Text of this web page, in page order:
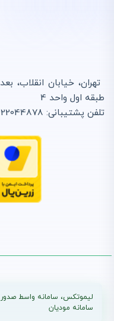
تهران، خیابان انقلاب،
طبقه اول واحد 4
تلفن پشتیبانی: 09422044878 - 09390126376 - 09122411741
لیموتکس، سامانه واسط صدور
سامانه مودیان